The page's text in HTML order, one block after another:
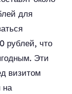
для
рублей, что
Эти
визитом
на